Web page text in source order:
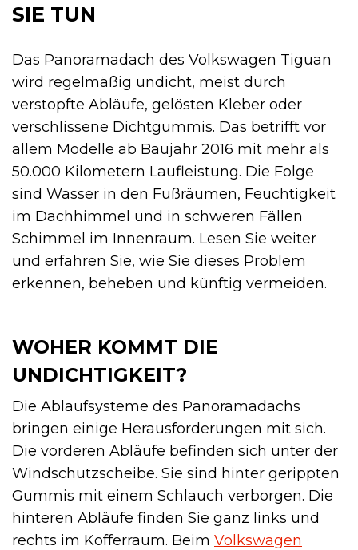
SIE TUN
Das Panoramadach des Volkswagen Tiguan
wird regelmäßig undicht, meist durch
verstopfte Abläufe, gelösten Kleber oder
verschlissene Dichtgummis. Das betrifft vor
allem Modelle ab Baujahr 2016 mit mehr als
50.000 Kilometern Laufleistung. Die Folge
sind Wasser in den Fußräumen, Feuchtigkeit
im Dachhimmel und in schweren Fällen
Schimmel im Innenraum. Lesen Sie weiter
und erfahren Sie, wie Sie dieses Problem
erkennen, beheben und künftig vermeiden.
WOHER KOMMT DIE
UNDICHTIGKEIT?
Die Ablaufsysteme des Panoramadachs
bringen einige Herausforderungen mit sich.
Die vorderen Abläufe befinden sich unter der
Windschutzscheibe. Sie sind hinter gerippten
Gummis mit einem Schlauch verborgen. Die
hinteren Abläufe finden Sie ganz links und
rechts im Kofferraum. Beim Volkswagen